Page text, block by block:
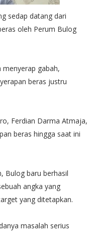
sedap datang dari
oleh Perum Bulog
gabah,
beras justru
Ferdian Darma Atmaja,
beras hingga saat ini
Bulog baru berhasil
angka yang
yang ditetapkan.
masalah serius